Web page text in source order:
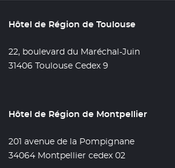
Hôtel de Région de Toulouse
22, boulevard du Maréchal-Juin
31406 Toulouse Cedex 9
Hôtel de Région de Montpellier
201 avenue de la Pompignane
34064 Montpellier cedex 02